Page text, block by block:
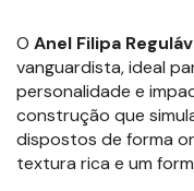
O Anel Filipa
vanguardista, ideal
personalidade e
construção que
dispostos de forma
textura rica e um